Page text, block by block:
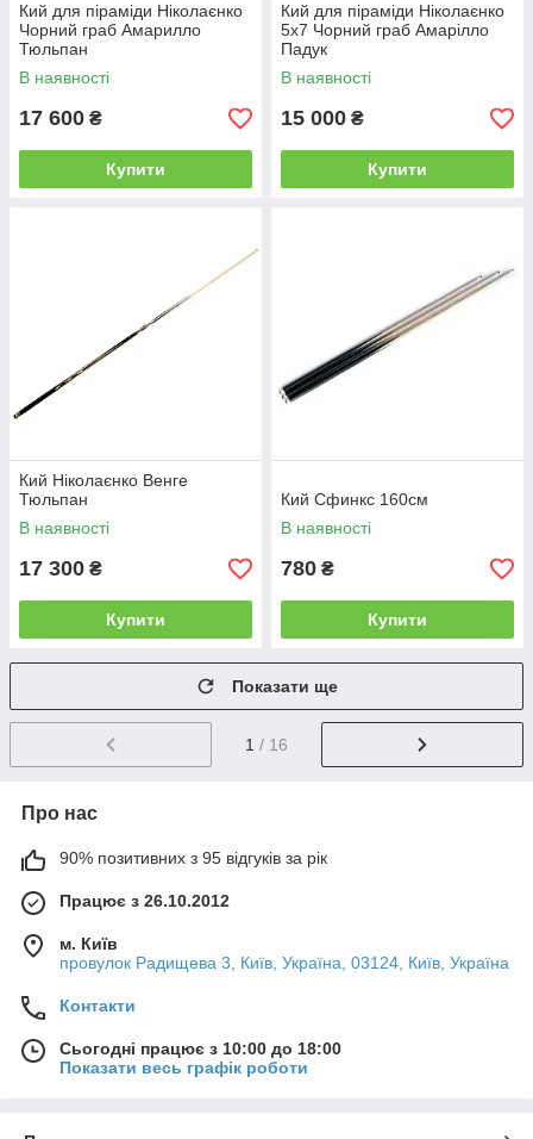
Кий для піраміди Ніколаєнко
Чорний граб Амарилло
Тюльпан
В наявності
17 600 ₴
Купити
Кий для піраміди Ніколаєнко
5х7 Чорний граб Амарілло
Падук
В наявності
15 000 ₴
Купити
Кий Ніколаєнко Венге
Тюльпан
В наявності
17 300 ₴
Купити
Кий Сфинкс 160см
В наявності
780 ₴
Купити
Показати ще
1 / 16
Про нас
90% позитивних з 95 відгуків за рік
Працює з 26.10.2012
м. Київ
провулок Радищева 3, Київ, Україна, 03124, Київ, Україна
Контакти
Сьогодні працює з 10:00 до 18:00
Показати весь графік роботи